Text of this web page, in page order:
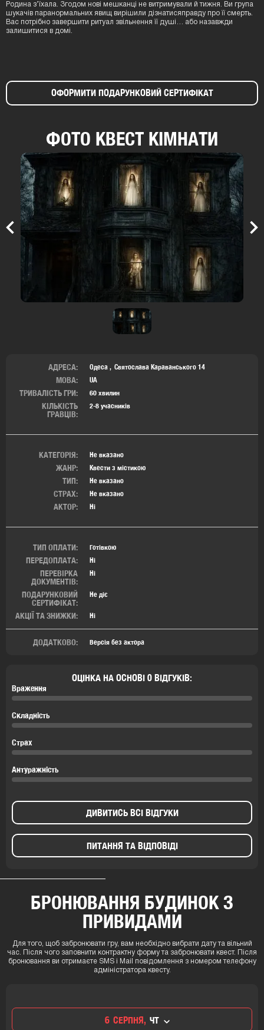
Родина з’їхала. Згодом нові мешканці не витримували й тижня. Ви група
шукачів паранормальних явищ вирішили дізнатисяправду про її смерть.
Вас потрібно завершити ритуал звільнення її душі… або назавжди
залишитися в домі.
ОФОРМИТИ ПОДАРУНКОВИЙ СЕРТИФІКАТ
ФОТО КВЕСТ КІМНАТИ
Previous
АДРЕСА: Одеса Святослава Караванського 14
МОВА: UA
ТРИВАЛІСТЬ ГРИ: 60 хвилин
КІЛЬКІСТЬ
ГРАВЦІВ:
2-8 учасників
КАТЕГОРІЯ: Не вказано
ЖАНР: Квести з містикою
ТИП: Не вказано
СТРАХ: Не вказано
АКТОР: Ні
ТИП ОПЛАТИ: Готівкою
ПЕРЕДОПЛАТА: Ні
ПЕРЕВІРКА
ДОКУМЕНТІВ:
Ні
ПОДАРУНКОВИЙ
СЕРТИФІКАТ:
Не діє
АКЦІЇ ТА ЗНИЖКИ: Ні
ОЦІНКА НА ОСНОВІ 0 ВІДГУКІВ:
Враження
Складність
Страх
Антуражність
ДИВИТИСЬ ВСІ ВІДГУКИ
ПИТАННЯ ТА ВІДПОВІДІ
ДОДАТКОВО: Версія без актора
БРОНЮВАННЯ БУДИНОК З
ПРИВИДАМИ
Для того, щоб забронювати гру, вам необхідно вибрати дату та вільний
час. Після чого заповнити контрактну форму та забронювати квест. Після
бронювання ви отримаєте SMS і Mail повідомлення з номером телефону
адміністратора квесту.
6 СЕРПНЯ, ЧТ